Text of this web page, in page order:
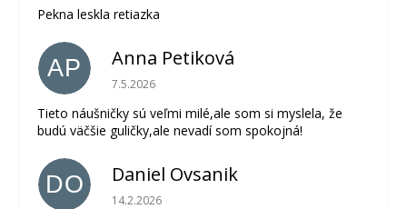
Pekna leskla retiazka
AP Anna Petiková
Hodnotenie obchodu je 5 z 5 hviezdičiek.
7.5.2026
Tieto náušničky sú veľmi milé,ale som si myslela, že
budú väčšie guličky,ale nevadí som spokojná!
DO Daniel Ovsanik
Hodnotenie obchodu je 5 z 5 hviezdičiek.
14.2.2026